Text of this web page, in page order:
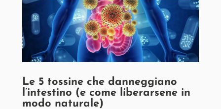
Le 5 tossine che danneggiano
l’intestino (e come liberarsene in
modo naturale)